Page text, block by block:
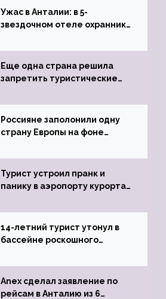
Ужас в Анталии: в 5-
звездочном отеле охранник
пистолета
Еще одна страна решила
запретить туристические
Россияне заполонили одну
страну Европы на фоне
виз
Турист устроил пранк и
панику в аэропорту курорта,
задержке рейса
14-летний турист утонул в
бассейне роскошного
Anex сделал заявление по
рейсам в Анталию из 6